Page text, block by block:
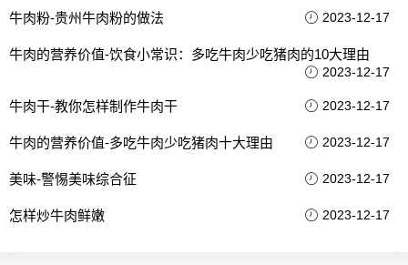
牛肉粉-贵州牛肉粉的做法 2023-12-17
牛肉的营养价值-饮食小常识：多吃牛肉少吃猪肉的10大理由
2023-12-17
牛肉干-教你怎样制作牛肉干 2023-12-17
牛肉的营养价值-多吃牛肉少吃猪肉十大理由 2023-12-17
美味-警惕美味综合征 2023-12-17
怎样炒牛肉鲜嫩 2023-12-17